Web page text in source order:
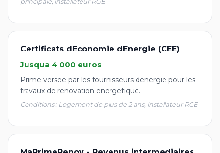
principale, installateur RGE
Certificats dEconomie dEnergie (CEE)
Jusqua 4 000 euros
Prime versee par les fournisseurs denergie pour les
travaux de renovation energetique.
Conditions : Logement de plus de 2 ans, installateur RGE